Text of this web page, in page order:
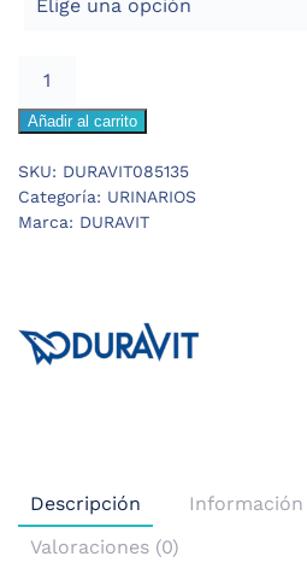
URINARIO
cantidad
Añadir al carrito
SKU: DURAVIT085135
Categoría: URINARIOS
Marca: DURAVIT
Descripción
Valoraciones (0)